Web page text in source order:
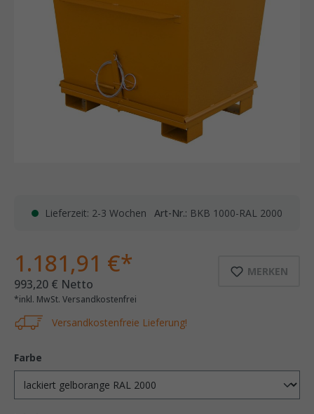
Lieferzeit: 2-3 Wochen Art-Nr.: BKB 1000-RAL 2000
MERKEN
1.181,91 €*
993,20 € Netto
*inkl. MwSt. Versandkostenfrei
Versandkostenfreie Lieferung!
Farbe